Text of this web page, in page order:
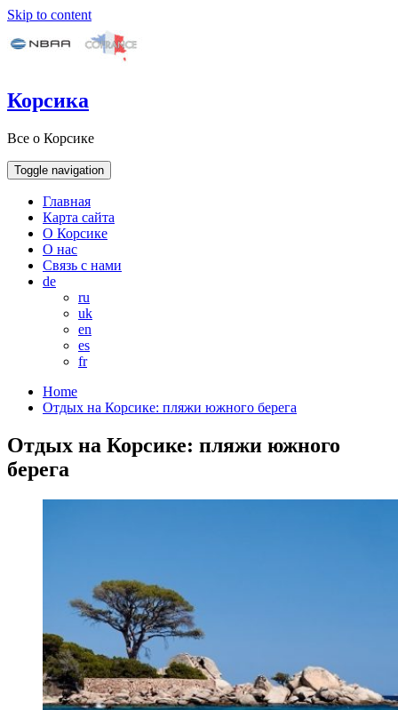
Skip to content
Корсика
Все о Корсике
Toggle navigation
Главная
Карта сайта
О Корсике
О нас
Связь с нами
de
ru
uk
en
es
fr
Home
Отдых на Корсике: пляжи южного берега
Отдых на Корсике: пляжи южного
берега